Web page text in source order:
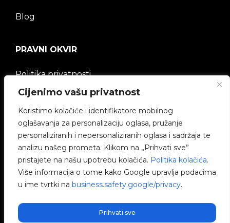
Cijenimo vašu privatnost
Koristimo kolačiće i identifikatore mobilnog
oglašavanja za personalizaciju oglasa, pružanje
personaliziranih i nepersonaliziranih oglasa i sadržaja te
analizu našeg prometa. Klikom na „Prihvati sve”
pristajete na našu upotrebu kolačića. Politika kolačića.
Više informacija o tome kako Google upravlja podacima
u ime tvrtki na business.safety.google/privacy.
Prihvati sve
Blog
PRAVNI OKVIR
Politika privatnosti
Pravna napomena
Politika kolačića
Etički kanal
Politika kvalitete